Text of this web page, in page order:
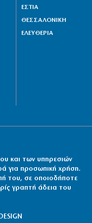
απέναντι
ΕΣΤΙΑ
ΘΕΣΣΑΛΟΝΙΚΗ
ΕΛΕΥΘΕΡΙΑ
και των υπηρεσιών
για προσωπική χρήση.
του, σε οποιοδήποτε
γραπτή άδεια του